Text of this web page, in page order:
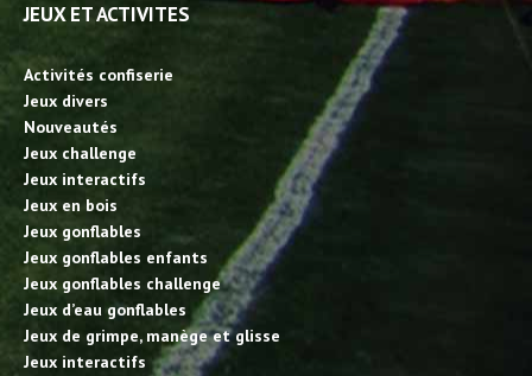
JEUX ET ACTIVITES
Activités confiserie
Jeux divers
Nouveautés
Jeux challenge
Jeux interactifs
Jeux en bois
Jeux gonflables
Jeux gonflables enfants
Jeux gonflables challenge
Jeux d’eau gonflables
Jeux de grimpe, manège et glisse
Jeux interactifs